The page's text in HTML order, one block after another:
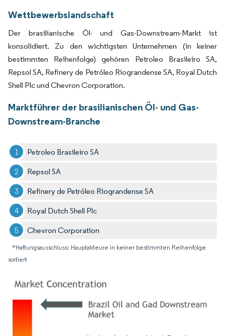
Wettbewerbslandschaft
Der brasilianische Öl- und Gas-Downstream-Markt ist
konsolidiert. Zu den wichtigsten Unternehmen (in keiner
bestimmten Reihenfolge) gehören Petroleo Brasileiro SA,
Repsol SA, Refinery de Petróleo Riograndense SA, Royal Dutch
Shell Plc und Chevron Corporation.
Marktführer der brasilianischen Öl- und Gas-
Downstream-Branche
Petroleo Brasileiro SA
Repsol SA
Refinery de Petróleo Riograndense SA
Royal Dutch Shell Plc
Chevron Corporation
*Haftungsausschluss: Hauptakteure in keiner bestimmten Reihenfolge
sortiert